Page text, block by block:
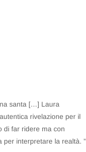
santa […] Laura
rivelazione per il
di far ridere ma con
interpretare la realtà. ”